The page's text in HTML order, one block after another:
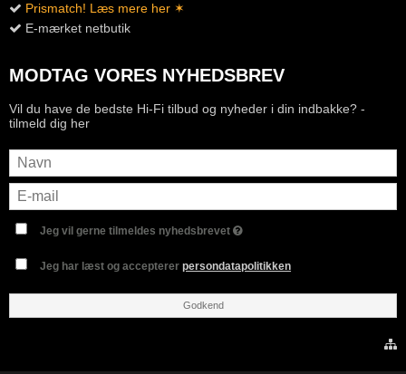
Prismatch! Læs mere her ✶
E-mærket netbutik
MODTAG VORES NYHEDSBREV
Vil du have de bedste Hi-Fi tilbud og nyheder i din indbakke? -
tilmeld dig her
Jeg vil gerne tilmeldes nyhedsbrevet
Jeg har læst og acceptererpersondatapolitikken
Godkend